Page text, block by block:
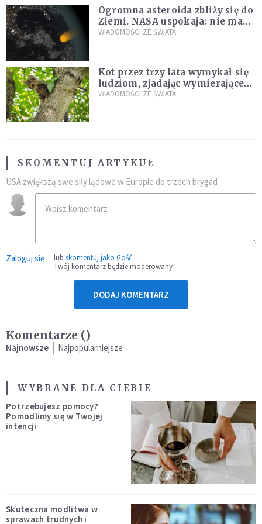
Ogromna asteroida zbliży się do
Ziemi. NASA uspokaja: nie ma
zagrożenia
WIADOMOŚCI ZE ŚWIATA
Kot przez trzy lata wymykał się
ludziom, zjadając wymierające
kaczki. W końcu popełnił
WIADOMOŚCI ZE ŚWIATA
SKOMENTUJ ARTYKUŁ
USA zwiększą swe siły lądowe w Europie do trzech brygad
Zaloguj się lub skomentuj jako Gość
Twój komentarz będzie moderowany
DODAJ KOMENTARZ
Komentarze ()
Najnowsze Najpopularniejsze
WYBRANE DLA CIEBIE
Potrzebujesz pomocy?
Pomodlimy się w Twojej
intencji
Skuteczna modlitwa w
sprawach trudnych i